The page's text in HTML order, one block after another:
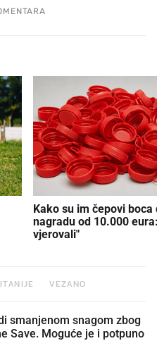
Kako su im čepovi boca
nagradu od 10.000
vjerovali"
VEZANO
smanjenom snagom zbog
Save. Moguće je i potpuno